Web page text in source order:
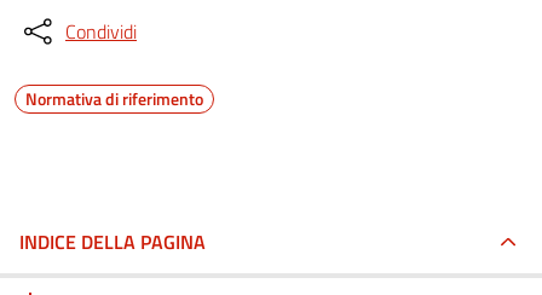
Condividi
Normativa di riferimento
INDICE DELLA PAGINA